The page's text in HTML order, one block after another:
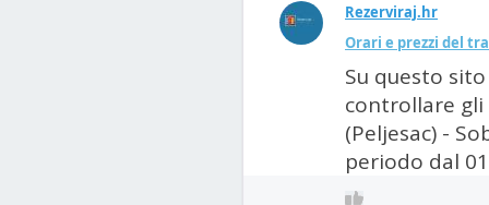
Rezerviraj.hr
Orari e prezzi del
Su questo
controllare
(Peljesac) -
periodo dal